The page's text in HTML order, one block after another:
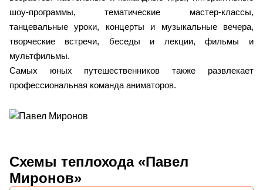
шоу-программы, тематические мастер-классы,
танцевальные уроки, концерты и музыкальные вечера,
творческие встречи, беседы и лекции, фильмы и
мультфильмы.
Самых юных путешественников также развлекает
профессиональная команда аниматоров.
Схемы теплохода «Павел
Миронов»